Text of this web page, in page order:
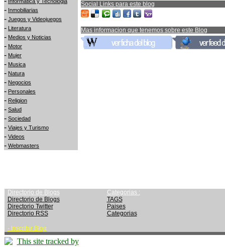
- Inmobiliarias
- Juegos y Videojuegos
- Literatura
- Medios y Noticias
- Motor
- Mujer
- Musica
- Natura
- Negocios
- Personales
- Religion
- Salud
- Sociedad
- Viajes y Turismo
- Videos
- Webmasters
Social Links para este blog
Mas informacion que tenemos sobre este Blog
Directorio de Blogs
Directorio de Blogs
Directorio Twitter
Directorio RSS
- Inscribir Blog
Categorias :
TAGS
Paises
Categorias